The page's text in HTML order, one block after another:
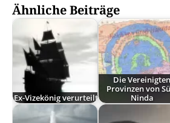
Ähnliche Beiträge
Ex-Vizekönig verurteilt
Die Vereinigten
Provinzen von
Ninda